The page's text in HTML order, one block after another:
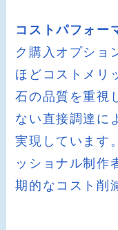
コストパフォー
ク購入オプショ
ほどコストメリ
石の品質を重視
ない直接調達に
実現しています
ッショナル制作
期的なコスト削